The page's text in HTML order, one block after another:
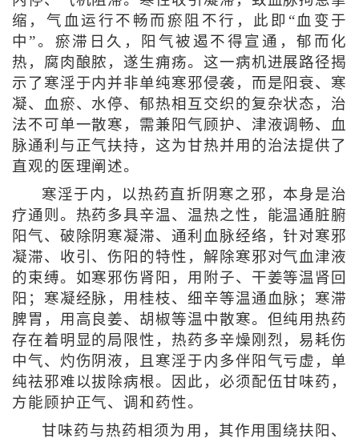
缩，气血运行不畅而瘀阻不行，此即“血变于
中”。瘀滞日久，阳气被遏不得宣通，郁而化
热，腐肉酿脓，遂生痈疡。这一病机进展路径揭
示了寒淫于内并非单纯寒邪侵袭，而是阳衰、寒
凝、血瘀、水停、郁热相互交织的复杂状态，治
法不可单一散寒，需兼阳气顾护、津液调畅、血
脉通利与正气扶持，这为甘热并用的治法提供了
直观的医理阐述。
寒淫于内，以热药直折阴寒之邪，本身是治
疗通则。热药多具辛温、温热之性，能温通脏腑
阳气、破除阴寒凝滞、通利血脉经络，针对寒邪
凝滞、收引、伤阳的特性，解除寒邪对气血津液
的束缚。如寒邪伤肾阳，用附子、干姜等温肾回
阳；寒凝经脉，用桂枝、细辛等温通血脉；寒滞
脾胃，用高良姜、胡椒等温中散寒。但纯用热药
存在着明显的局限性，热药多辛燥刚烈，易耗伤
中气、灼伤阴液，且寒淫于内多伴阳气亏虚，单
纯祛邪难以拔除病根。因此，必须配伍甘味药，
方能顾护正气、调和药性。
甘味药与热药相须为用，其作用围绕扶阳、